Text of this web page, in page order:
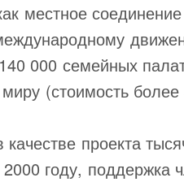
местное
000 семейных
(стоимость
проекта
году, поддержка